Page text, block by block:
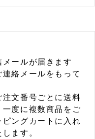
メールが届きます
絡メールをもって
注文番号ごとに送料
度に複数商品をご
ングカートに入れ
ます。